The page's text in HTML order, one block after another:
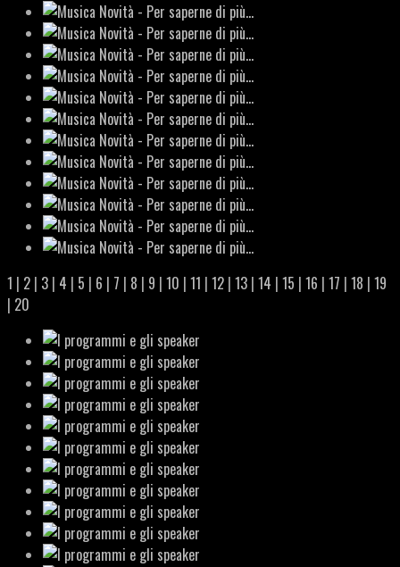
1 | 2 | 3 | 4 | 5 | 6 | 7 | 8 | 9 | 10 | 11 | 12 | 13 | 14 | 15 | 16 | 17 | 18 | 19
| 20